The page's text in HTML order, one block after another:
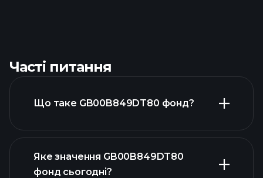
Часті питання
Що таке GB00B849DT80 фонд?
Яке значення GB00B849DT80
фонд сьогодні?